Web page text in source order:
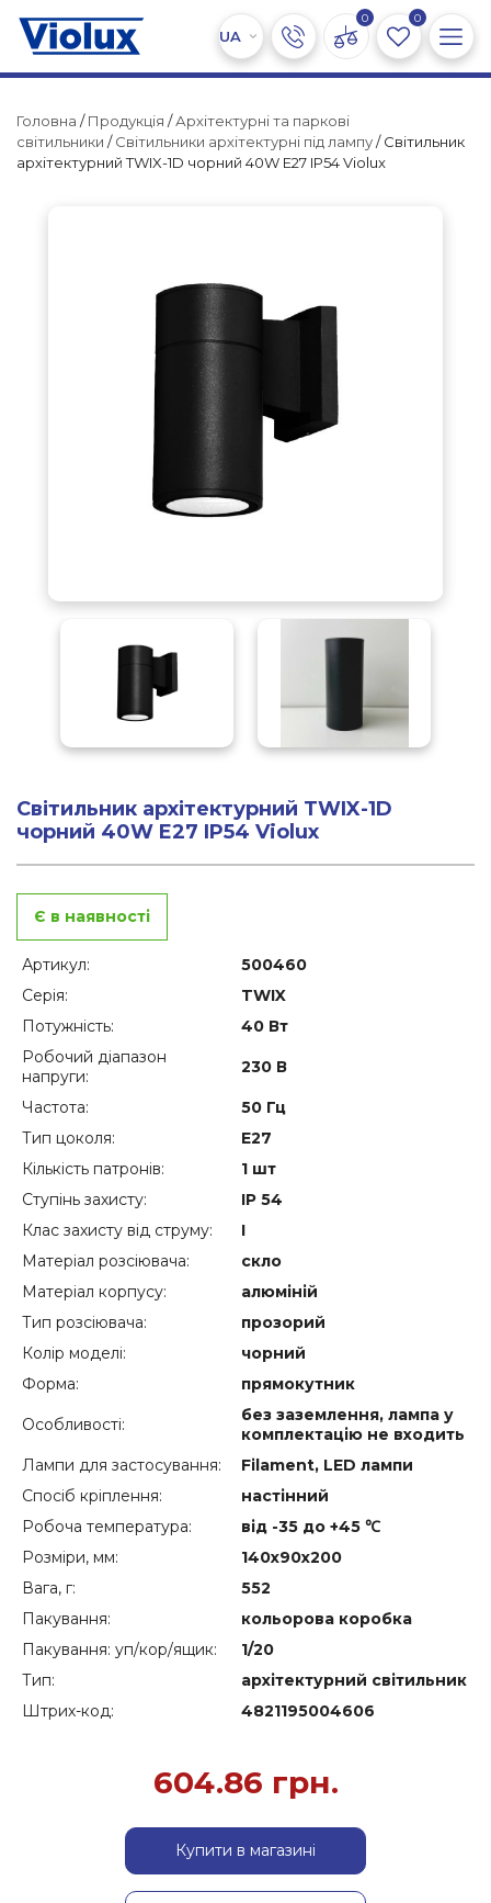
0 0
Головна /Продукція /Архітектурні та паркові
світильники /Світильники архітектурні під лампу/ Світильник
архітектурний TWIX-1D чорний 40W E27 IP54 Violux
Світильник архітектурний TWIX-1D
чорний 40W E27 IP54 Violux
Є в наявності
Артикул:
500460
Серія:
TWIX
Потужність:
40 Вт
Робочий діапазон
напруги:
230 В
Частота:
50 Гц
Тип цоколя:
E27
Кількість патронів:
1 шт
Ступінь захисту:
IP 54
Клас захисту від струму:
I
Матеріал розсіювача:
скло
Матеріал корпусу:
алюміній
Тип розсіювача:
прозорий
Колір моделі:
чорний
Форма:
прямокутник
Особливості:
без заземлення, лампа у
комплектацію не входить
Лампи для застосування:
Filament, LED лампи
Спосіб кріплення:
настінний
Робоча температура:
від -35 до +45 ℃
Розміри, мм:
140x90x200
Вага, г:
552
Пакування:
кольорова коробка
Пакування: уп/кор/ящик:
1/20
Тип:
архітектурний світильник
Штрих-код:
4821195004606
604.86 грн.
Купити в магазині